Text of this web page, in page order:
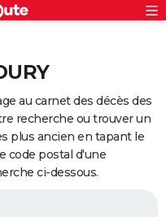
au carnet des décès des
recherche ou trouver un
plus ancien en tapant le
code postal d'une
ci-dessous.